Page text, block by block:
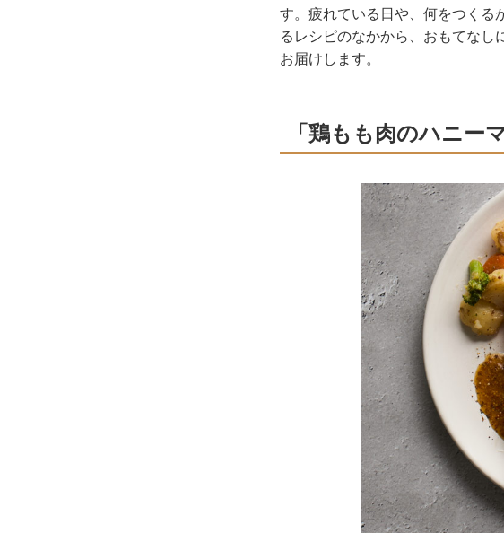
す。疲れている日や、何をつくる
るレシピのなかから、おもてなし
お届けします。
「鶏もも肉のハニー